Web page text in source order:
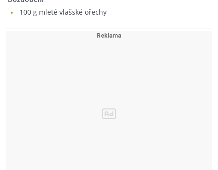
100 g mleté vlašské ořechy